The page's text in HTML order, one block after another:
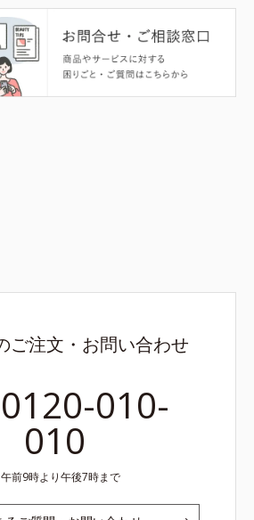
ご注文・お問い合わせ
0120-010-
010
午前9時より午後7時まで